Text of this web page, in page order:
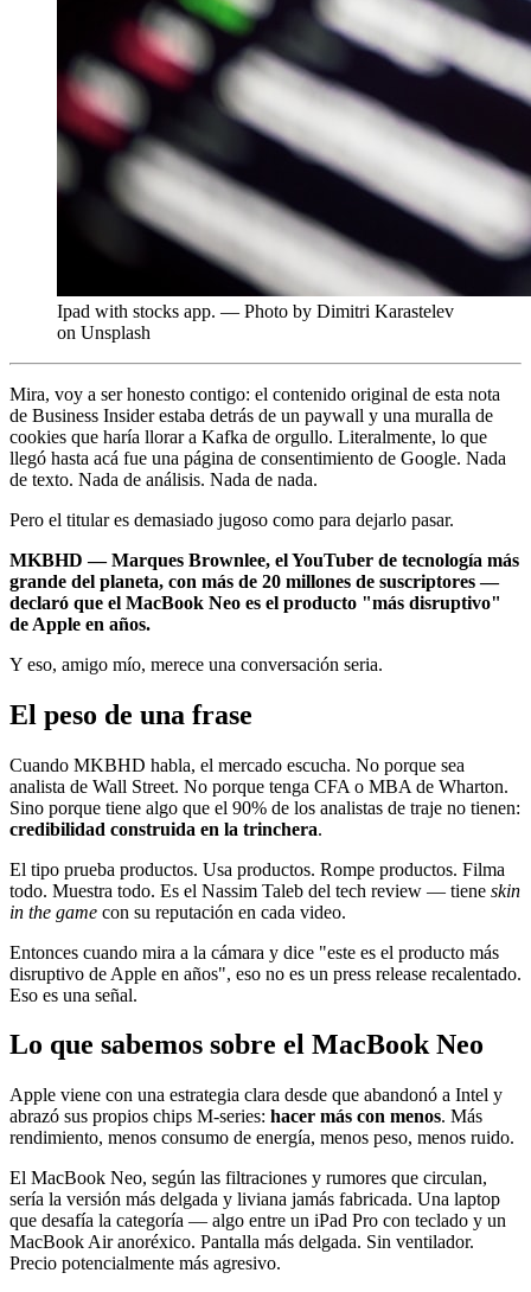
Ipad with stocks app. — Photo by Dimitri Karastelev
on Unsplash
Mira, voy a ser honesto contigo: el contenido original de esta nota
de Business Insider estaba detrás de un paywall y una muralla de
cookies que haría llorar a Kafka de orgullo. Literalmente, lo que
llegó hasta acá fue una página de consentimiento de Google. Nada
de texto. Nada de análisis. Nada de nada.
Pero el titular es demasiado jugoso como para dejarlo pasar.
MKBHD — Marques Brownlee, el YouTuber de tecnología más
grande del planeta, con más de 20 millones de suscriptores —
declaró que el MacBook Neo es el producto "más disruptivo"
de Apple en años.
Y eso, amigo mío, merece una conversación seria.
El peso de una frase
Cuando MKBHD habla, el mercado escucha. No porque sea
analista de Wall Street. No porque tenga CFA o MBA de Wharton.
Sino porque tiene algo que el 90% de los analistas de traje no tienen:
credibilidad construida en la trinchera.
El tipo prueba productos. Usa productos. Rompe productos. Filma
todo. Muestra todo. Es el Nassim Taleb del tech review — tiene skin
in the game con su reputación en cada video.
Entonces cuando mira a la cámara y dice "este es el producto más
disruptivo de Apple en años", eso no es un press release recalentado.
Eso es una señal.
Lo que sabemos sobre el MacBook Neo
Apple viene con una estrategia clara desde que abandonó a Intel y
abrazó sus propios chips M-series: hacer más con menos. Más
rendimiento, menos consumo de energía, menos peso, menos ruido.
El MacBook Neo, según las filtraciones y rumores que circulan,
sería la versión más delgada y liviana jamás fabricada. Una laptop
que desafía la categoría — algo entre un iPad Pro con teclado y un
MacBook Air anoréxico. Pantalla más delgada. Sin ventilador.
Precio potencialmente más agresivo.